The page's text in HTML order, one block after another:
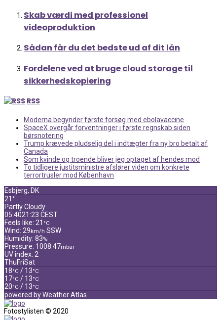
Skab værdi med professionel
videoproduktion
Sådan får du det bedste ud af dit lån
Fordelene ved at bruge cloud storage til
sikkerhedskopiering
RSS
Moderna begynder første forsøg med ebolavaccine
SpaceX overgår forventninger i første regnskab siden
børsnotering
Trump krævede pludselig del i indtægter fra ny bro betalt af
Canada
Som kvinde og troende bliver jeg optaget af hendes mod
To tidligere justitsministre afslører viden om konkrete
terrortrusler mod København
Esbjerg, DK
21°
Partly Cloudy
05:4021:23 CEST
Feels like: 21 °C
Wind: 29km/h SSW
Humidity: 83%
Pressure: 1008.47mbar
UV index: 2
ThuFriSat
18°C / 13°C
17°C / 13°C
20°C / 13°C
powered byWeather Atlas
Fotostylisten © 2020